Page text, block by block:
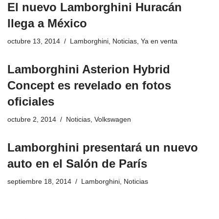
El nuevo Lamborghini Huracán
llega a México
octubre 13, 2014 Lamborghini, Noticias, Ya en venta
Lamborghini Asterion Hybrid
Concept es revelado en fotos
oficiales
octubre 2, 2014 Noticias, Volkswagen
Lamborghini presentará un nuevo
auto en el Salón de París
septiembre 18, 2014 Lamborghini, Noticias